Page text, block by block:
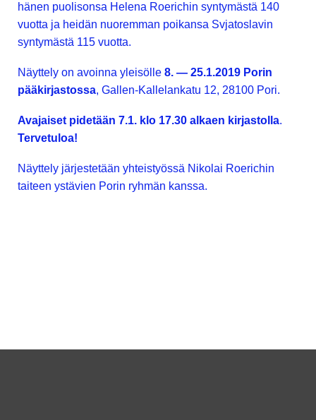
hänen puolisonsa Helena Roerichin syntymästä 140
vuotta ja heidän nuoremman poikansa Svjatoslavin
syntymästä 115 vuotta.
Näyttely on avoinna yleisölle 8. — 25.1.2019 Porin
pääkirjastossa, Gallen-Kallelankatu 12, 28100 Pori.
Avajaiset pidetään 7.1. klo 17.30 alkaen kirjastolla.
Tervetuloa!
Näyttely järjestetään yhteistyössä Nikolai Roerichin
taiteen ystävien Porin ryhmän kanssa.